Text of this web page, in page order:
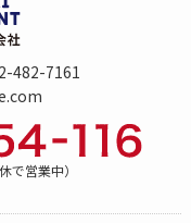
482-7161
で営業中）